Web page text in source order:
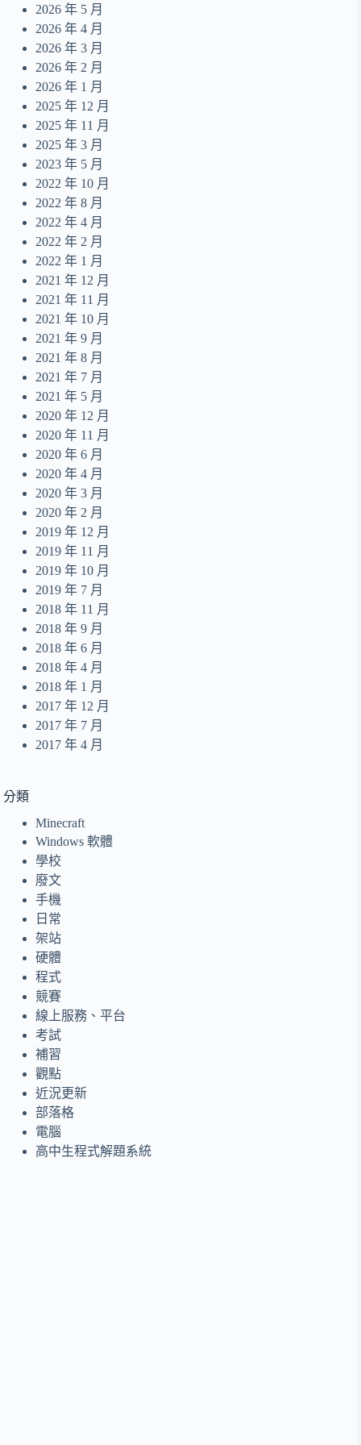
14Summer Dream
15無人之島
16目及皆是你
17摺縫中的夢
18Daydreamer
2026 年 5 月
2026 年 4 月
2026 年 3 月
2026 年 2 月
2026 年 1 月
2025 年 12 月
2025 年 11 月
2025 年 3 月
2023 年 5 月
2022 年 10 月
2022 年 8 月
2022 年 4 月
2022 年 2 月
2022 年 1 月
2021 年 12 月
2021 年 11 月
2021 年 10 月
2021 年 9 月
2021 年 8 月
2021 年 7 月
2021 年 5 月
2020 年 12 月
2020 年 11 月
2020 年 6 月
2020 年 4 月
2020 年 3 月
2020 年 2 月
2019 年 12 月
2019 年 11 月
2019 年 10 月
2019 年 7 月
2018 年 11 月
2018 年 9 月
2018 年 6 月
2018 年 4 月
2018 年 1 月
2017 年 12 月
2017 年 7 月
2017 年 4 月
分類
Minecraft
Windows 軟體
學校
廢文
手機
日常
架站
硬體
程式
競賽
線上服務、平台
考試
補習
觀點
近況更新
部落格
電腦
高中生程式解題系統